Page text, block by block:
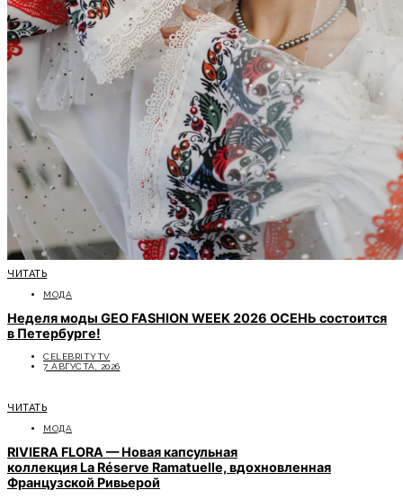
ЧИТАТЬ
МОДА
Неделя моды GEO FASHION WEEK 2026 ОСЕНЬ состоится
в Петербурге!
CELEBRITYTV
7 АВГУСТА, 2026
ЧИТАТЬ
МОДА
RIVIERA FLORA — Новая капсульная
коллекция La Réserve Ramatuelle, вдохновленная
Французской Ривьерой